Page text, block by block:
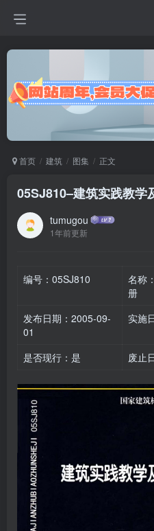
首页 建筑 图集 正文
05SJ810–建筑实践教学
tumugou
1年前更新
编号：05SJ810
名称
册
发布日期：2005-09-
01
实施
是否现行：是 废止